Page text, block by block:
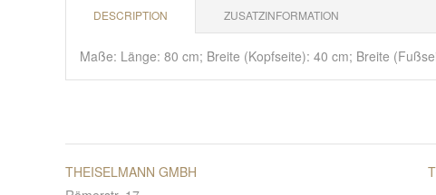
DESCRIPTION ZUSATZINFORMATION
Maße: Länge: 80 cm; Breite (Kopfseite): 40 cm; Breite
THEISELMANN GMBH